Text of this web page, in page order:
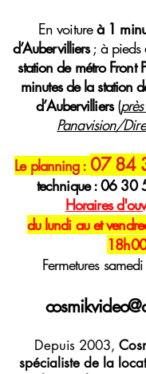
En voitureà 1
d’Aubervilliers; à pieds
station de métro Front
minutes de la station
d’Aubervilliers(
Panavision/
Le planning : 07 84
technique :06 30
Horaires
du lundi au et
18h00
Fermetures
Depuis 2003,
spécialiste de la